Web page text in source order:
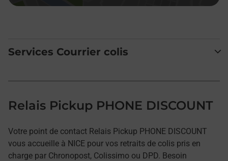
Services Courrier colis
Relais Pickup PHONE DISCOUNT
Votre point de contact Relais Pickup PHONE DISCOUNT
vous accueille à NICE pour vos retraits de colis pris en
charge par Chronopost, Colissimo ou DPD. Besoin